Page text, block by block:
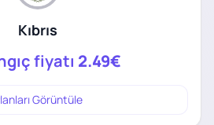
Kıbrıs
fiyatı 2.49€
Görüntüle